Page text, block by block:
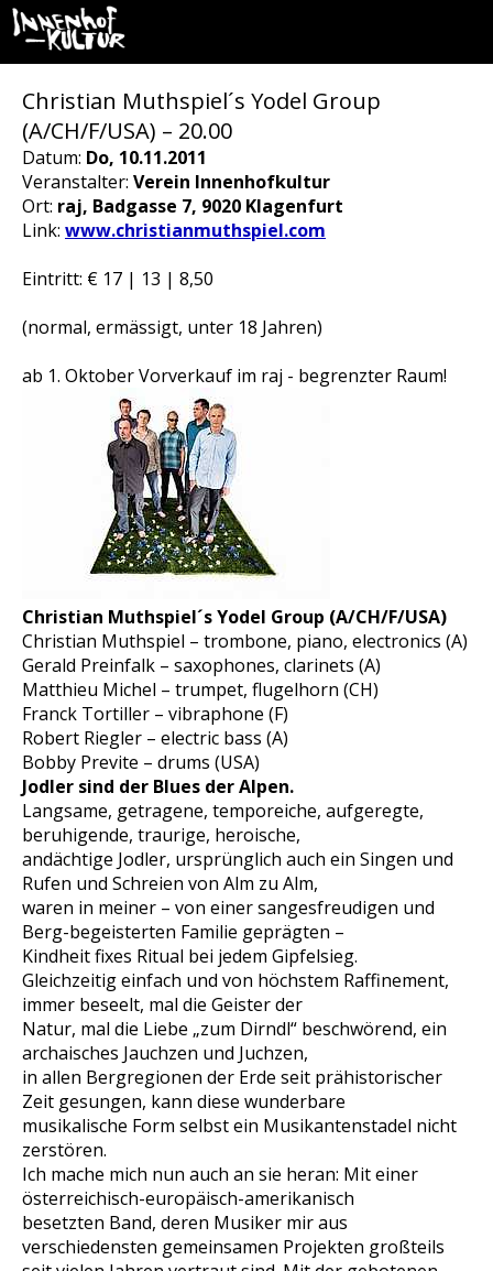
Christian Muthspiel´s Yodel Group
(A/CH/F/USA) – 20.00
Datum: Do, 10.11.2011
Veranstalter: Verein Innenhofkultur
Ort: raj, Badgasse 7, 9020 Klagenfurt
Link: www.christianmuthspiel.com
Eintritt: € 17 | 13 | 8,50
(normal, ermässigt, unter 18 Jahren)
ab 1. Oktober Vorverkauf im raj - begrenzter Raum!
Christian Muthspiel´s Yodel Group (A/CH/F/USA)
Christian Muthspiel – trombone, piano, electronics (A)
Gerald Preinfalk – saxophones, clarinets (A)
Matthieu Michel – trumpet, flugelhorn (CH)
Franck Tortiller – vibraphone (F)
Robert Riegler – electric bass (A)
Bobby Previte – drums (USA)
Jodler sind der Blues der Alpen.
Langsame, getragene, temporeiche, aufgeregte,
beruhigende, traurige, heroische,
andächtige Jodler, ursprünglich auch ein Singen und
Rufen und Schreien von Alm zu Alm,
waren in meiner – von einer sangesfreudigen und
Berg-begeisterten Familie geprägten –
Kindheit fixes Ritual bei jedem Gipfelsieg.
Gleichzeitig einfach und von höchstem Raffinement,
immer beseelt, mal die Geister der
Natur, mal die Liebe „zum Dirndl“ beschwörend, ein
archaisches Jauchzen und Juchzen,
in allen Bergregionen der Erde seit prähistorischer
Zeit gesungen, kann diese wunderbare
musikalische Form selbst ein Musikantenstadel nicht
zerstören.
Ich mache mich nun auch an sie heran: Mit einer
österreichisch-europäisch-amerikanisch
besetzten Band, deren Musiker mir aus
verschiedensten gemeinsamen Projekten großteils